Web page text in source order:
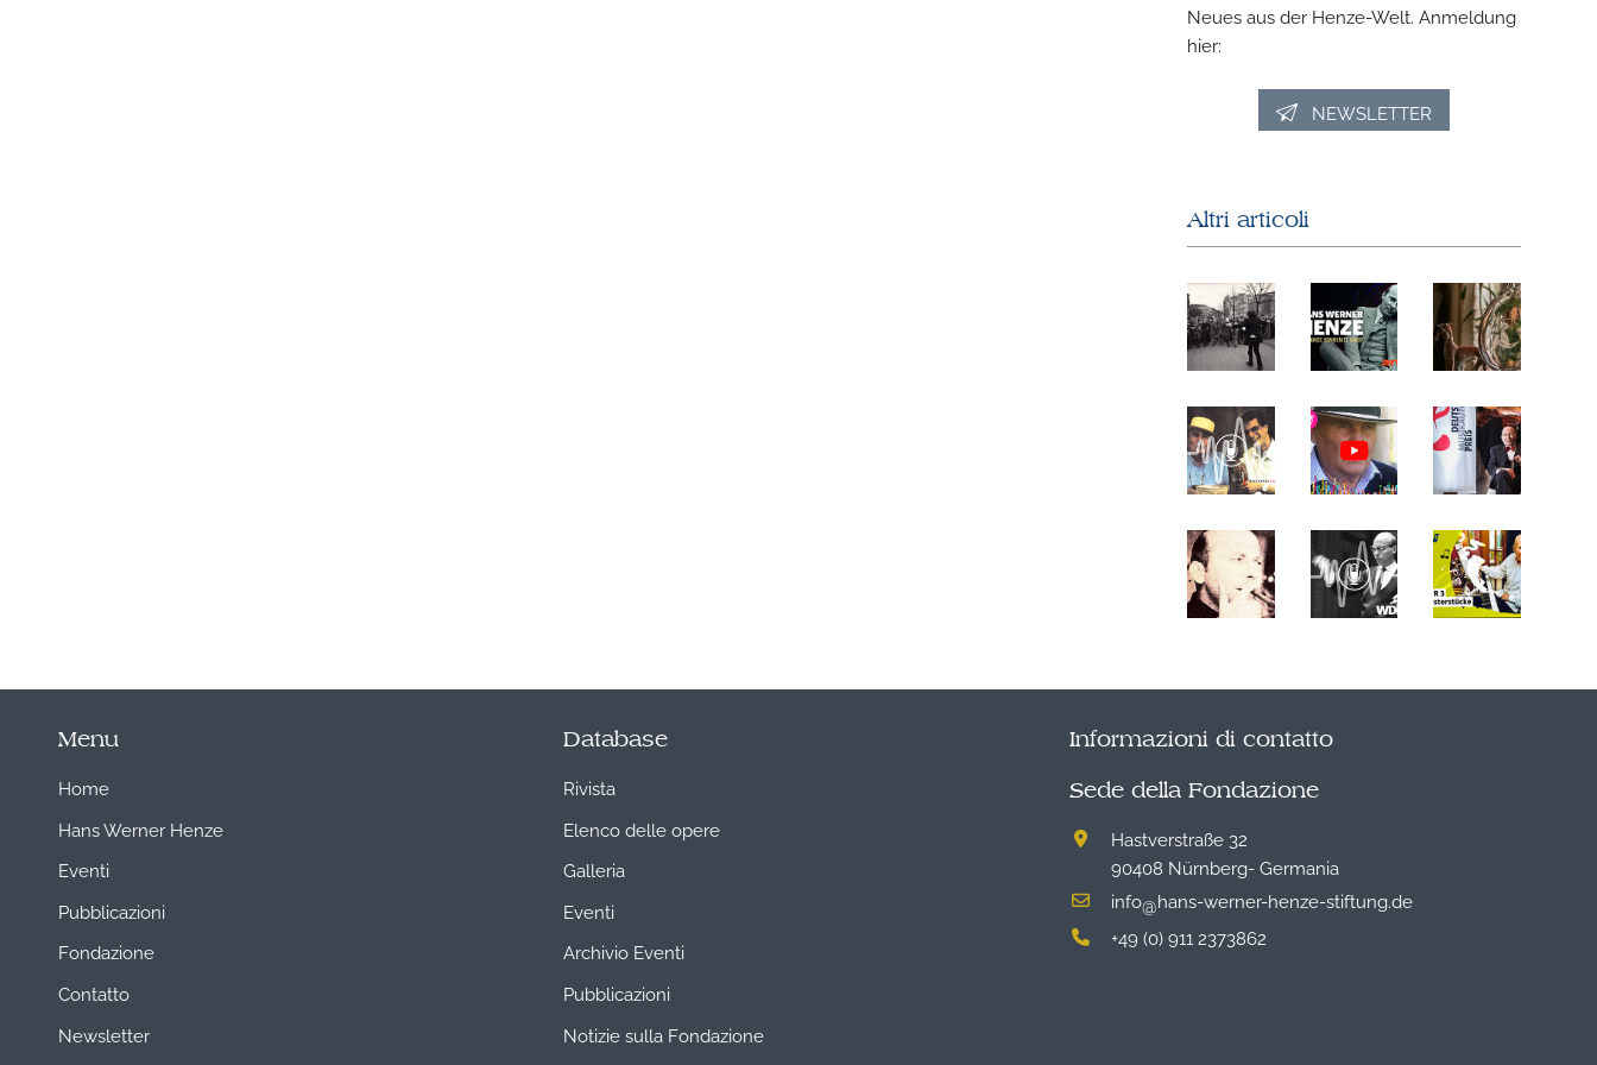
Neues aus der Henze-Welt. Anmeldung
hier:
NEWSLETTER
Altri articoli
Menu
Home
Hans Werner Henze
Eventi
Pubblicazioni
Fondazione
Contatto
Newsletter
Database
Rivista
Elenco delle opere
Galleria
Eventi
Archivio Eventi
Pubblicazioni
Notizie sulla Fondazione
Informazioni di contatto
Sede della Fondazione
Hastverstraße 32
90408 Nürnberg- Germania
info@hans-werner-henze-stiftung.de
+49 (0) 911 2373862